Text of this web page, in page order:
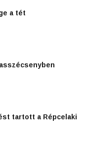
a tét
tartott a Répcelaki